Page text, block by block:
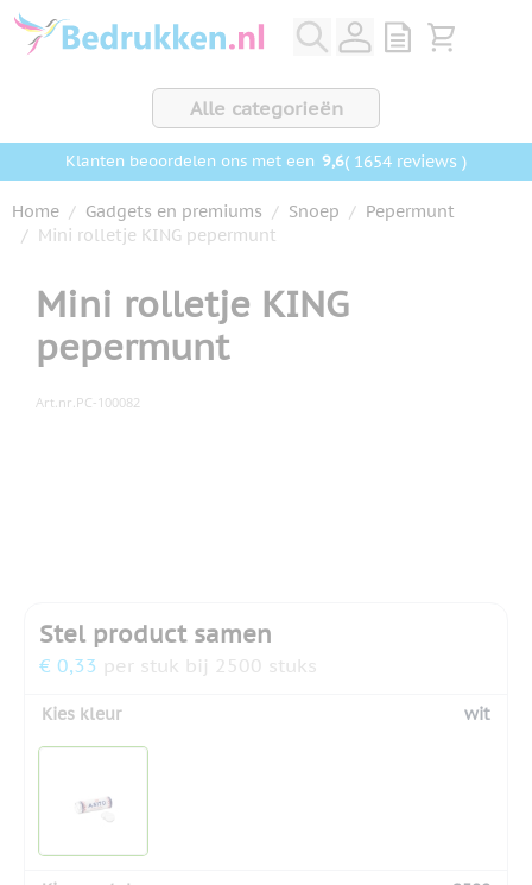
Ga naar de inhoud
View quote,
Bekijk
Alle categorieën
Klanten beoordelen ons met een 9,6( 1654 reviews )
Home / Gadgets en premiums / Snoep / Pepermunt
/ Mini rolletje KING pepermunt
Mini rolletje KING
pepermunt
Art.nr. PC-100082
Stel product samen
€ 0,33 per stuk bij 2500 stuks
Kies kleur wit